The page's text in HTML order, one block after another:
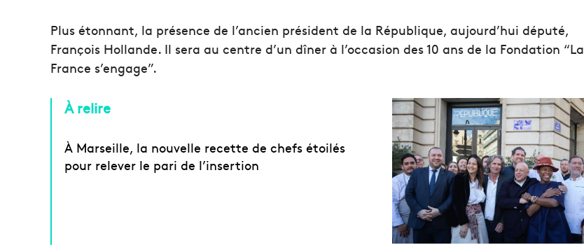
Plus étonnant, la présence de l’ancien président de la République, aujourd’hui député,
François Hollande. Il sera au centre d’un dîner à l’occasion des 10 ans de la Fondation “La
France s’engage”.
À relire
À Marseille, la nouvelle recette de chefs étoilés
pour relever le pari de l’insertion